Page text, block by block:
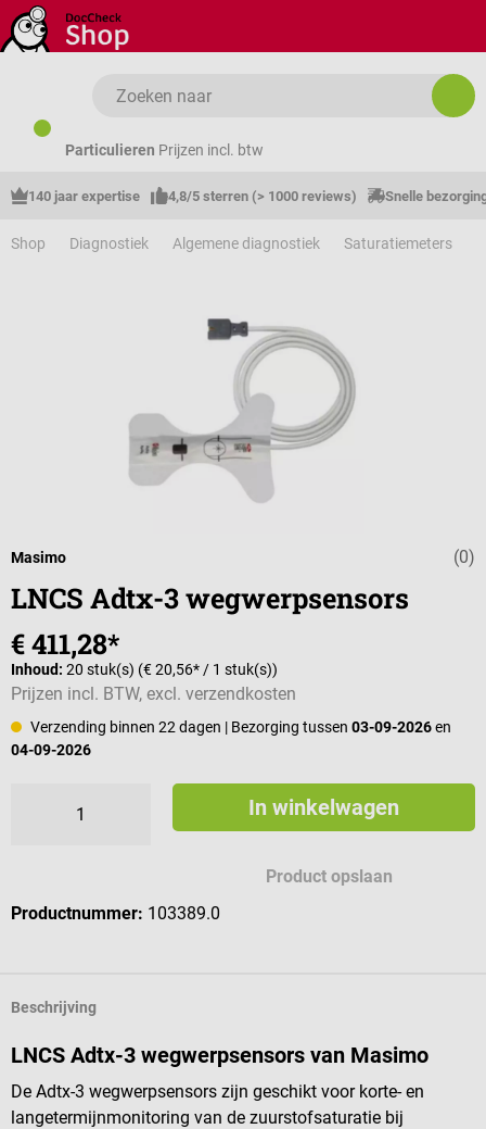
Ga naar de hoofdinhoud
Particulieren Prijzen incl. btw
140 jaar expertise 4,8/5 sterren (> 1000 reviews) Snelle
Shop Diagnostiek Algemene diagnostiek Saturatiemeters
Gemiddelde
(0)
Masimo
LNCS Adtx-3 wegwerpsensors
€ 411,28*
Inhoud: 20 stuk(s) (€ 20,56* / 1 stuk(s))
Prijzen incl. BTW, excl. verzendkosten
Verzending binnen 22 dagen | Bezorging tussen 03-09-2026en
04-09-2026
In winkelwagen
Product opslaan
Productnummer: 103389.0
Beschrijving
LNCS Adtx-3 wegwerpsensors van Masimo
De Adtx-3 wegwerpsensors zijn geschikt voor korte- en
langetermijnmonitoring van de zuurstofsaturatie bij